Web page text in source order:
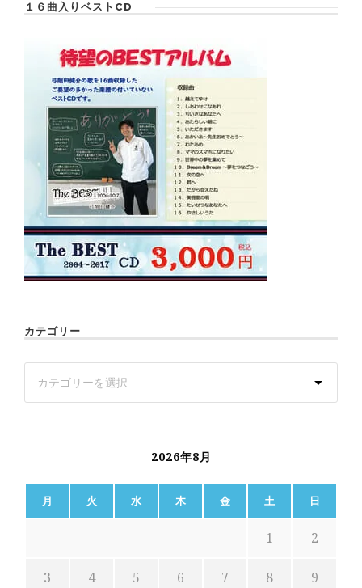
１６曲入りベストCD
カテゴリー
2026年8月
月 火 水 木 金 土 日
1 2
3 4 5 6 7 8 9